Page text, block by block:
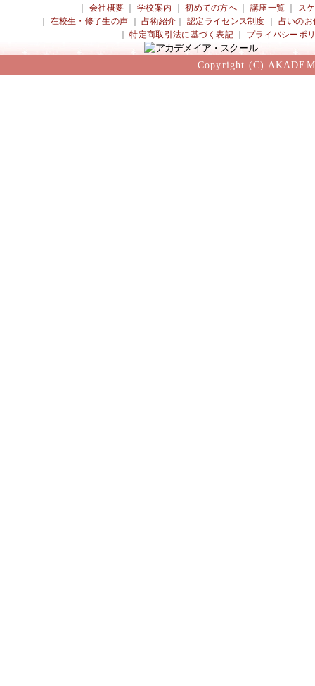
会社概要 ｜学校案内 ｜初めての方へ 講座一覧
ス
在校生・修了生の声 ｜占術紹介 ｜認定ライセンス制度
占いのお
｜特定商取引法に基づく表記 プライバシーポ
Copyright (C)